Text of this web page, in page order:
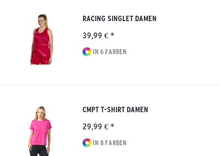
RACING SINGLET DAMEN
39,99 € *
IN 6 FARBEN
CMPT T-SHIRT DAMEN
29,99 € *
IN 8 FARBEN